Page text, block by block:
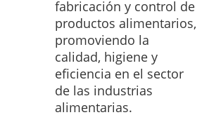
fabricación y control de
productos alimentarios,
promoviendo la
calidad, higiene y
eficiencia en el sector
de las industrias
alimentarias.